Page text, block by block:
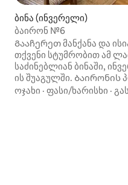
ბინა (ინვერელი)
ბაირონ №6
Გააჩერეთ მანქანა და
თქვენი სტუმრობით ამ
საძინებლიან ბინაში,
ის შუაგულში. Ბაირონის პრესტიჟული
ბინები აღადგინეს და
ოჯახი · ფასი/ხარისხი ·